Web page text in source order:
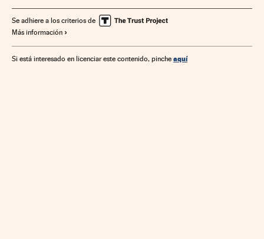
Se adhiere a los criterios de
Más información
Si está interesado en licenciar este contenido, pinche aquí